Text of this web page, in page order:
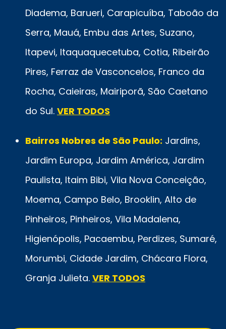
Diadema, Barueri, Carapicuíba, Taboão da
Serra, Mauá, Embu das Artes, Suzano,
Itapevi, Itaquaquecetuba, Cotia, Ribeirão
Pires, Ferraz de Vasconcelos, Franco da
Rocha, Caieiras, Mairiporã, São Caetano
do Sul. VER TODOS
Bairros Nobres de São Paulo: Jardins,
Jardim Europa, Jardim América, Jardim
Paulista, Itaim Bibi, Vila Nova Conceição,
Moema, Campo Belo, Brooklin, Alto de
Pinheiros, Pinheiros, Vila Madalena,
Higienópolis, Pacaembu, Perdizes, Sumaré,
Morumbi, Cidade Jardim, Chácara Flora,
Granja Julieta. VER TODOS